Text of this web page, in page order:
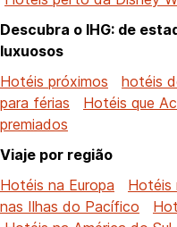
Descubra o IHG: de
luxuosos
Hotéis próximos
hotéis
para férias
Hotéis que
premiados
Viaje por região
Hotéis na Europa
Hotéis
nas Ilhas do Pacífico